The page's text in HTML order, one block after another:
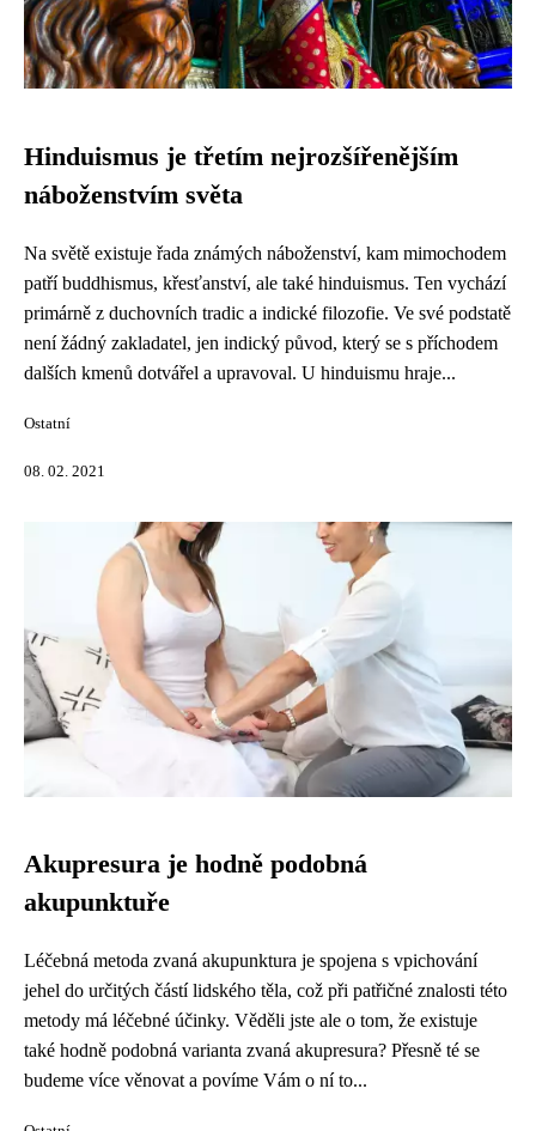
Hinduismus je třetím nejrozšířenějším
náboženstvím světa
Na světě existuje řada známých náboženství, kam mimochodem
patří buddhismus, křesťanství, ale také hinduismus. Ten vychází
primárně z duchovních tradic a indické filozofie. Ve své podstatě
není žádný zakladatel, jen indický původ, který se s příchodem
dalších kmenů dotvářel a upravoval. U hinduismu hraje...
Ostatní
08. 02. 2021
Akupresura je hodně podobná
akupunktuře
Léčebná metoda zvaná akupunktura je spojena s vpichování
jehel do určitých částí lidského těla, což při patřičné znalosti této
metody má léčebné účinky. Věděli jste ale o tom, že existuje
také hodně podobná varianta zvaná akupresura? Přesně té se
budeme více věnovat a povíme Vám o ní to...